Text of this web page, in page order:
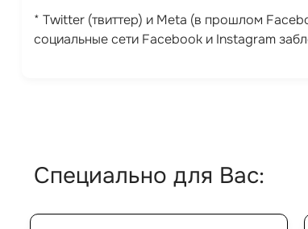
* Twitter (твиттер) и Meta (в прошлом
социальные сети Facebook и Instagram
Специально для Вас: